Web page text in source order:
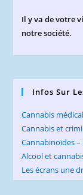
Il y va de votre
notre société.
Infos Sur
Cannabis
Cannabis et
Cannabinoïdes
Alcool et
Les écrans une